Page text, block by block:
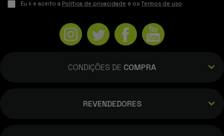
Vicfer Ortiz
Eu li e aceito a Política de privacidade e os Termos de uso
CONDIÇÕES DE COMPRA
REVENDEDORES